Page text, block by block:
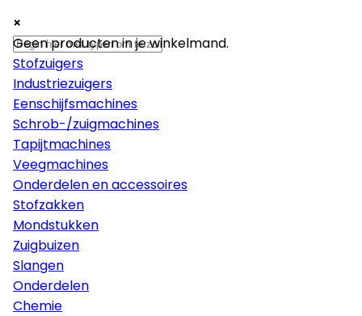
×
Machines
Stofzuigers
Industriezuigers
Eenschijfsmachines
Schrob-/zuigmachines
Tapijtmachines
Veegmachines
Onderdelen en accessoires
Stofzakken
Mondstukken
Zuigbuizen
Slangen
Onderdelen
Chemie
×
×
Geen producten in je winkelmand.